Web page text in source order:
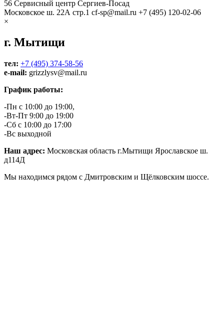
56 Сервисный центр Сергиев-Посад
Московское ш. 22А стр.1 cf-sp@mail.ru +7 (495) 120-02-06
×
г. Мытищи
тел: +7 (495) 374-58-56
e-mail: grizzlysv@mail.ru
График работы:
-Пн с 10:00 до 19:00,
-Вт-Пт 9:00 до 19:00
-Сб с 10:00 до 17:00
-Вс выходной
Наш адрес: Московская область г.Мытищи Ярославское ш.
д114Д
Мы находимся рядом с Дмитровским и Щёлковским шоссе.